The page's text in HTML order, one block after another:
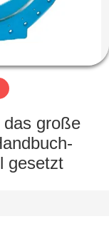
große
gesetzt